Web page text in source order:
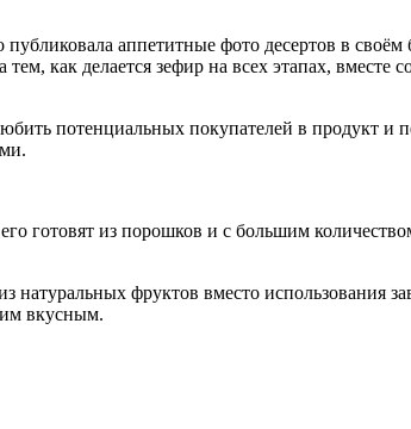
аппетитные фото десертов в
как делается зефир на всех этапах, вместе
потенциальных покупателей в продукт и
готовят из порошков и с большим
натуральных фруктов вместо использования
вкусным.